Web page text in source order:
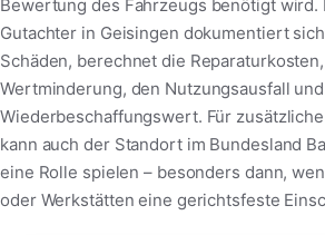
Bewertung des Fahrzeugs benötigt
Gutachter in Geisingen dokumentiert
Schäden, berechnet die
Wertminderung, den Nutzungsausfall
Wiederbeschaffungswert. Für
kann auch der Standort im Bundesland
eine Rolle spielen – besonders dann,
oder Werkstätten eine gerichtsfeste